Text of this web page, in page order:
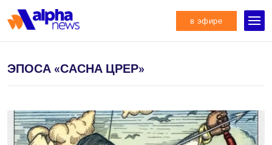
в эфире
ЭПОСА «САСНА ЦРЕР»